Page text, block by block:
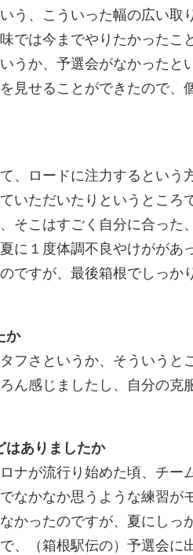
う、こういった幅の広い取
では今までやりたかったこ
うか、予選会がなかったと
見せることができたので、
、ロードに注力するという
いただいたりというところ
そこはすごく自分に合った
に１度体調不良やけががあ
ですが、最後箱根でしっか
か
フさというか、そういうと
ん感じましたし、自分の克
はありましたか
ナが流行り始めた頃、チー
なかなか思うような練習が
かったのですが、夏にしっ
、（箱根駅伝の）予選会に